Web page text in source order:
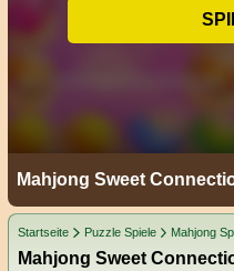
Mahjong Sweet
Startseite Puzzle Spiele Mahjong
Mahjong Sweet